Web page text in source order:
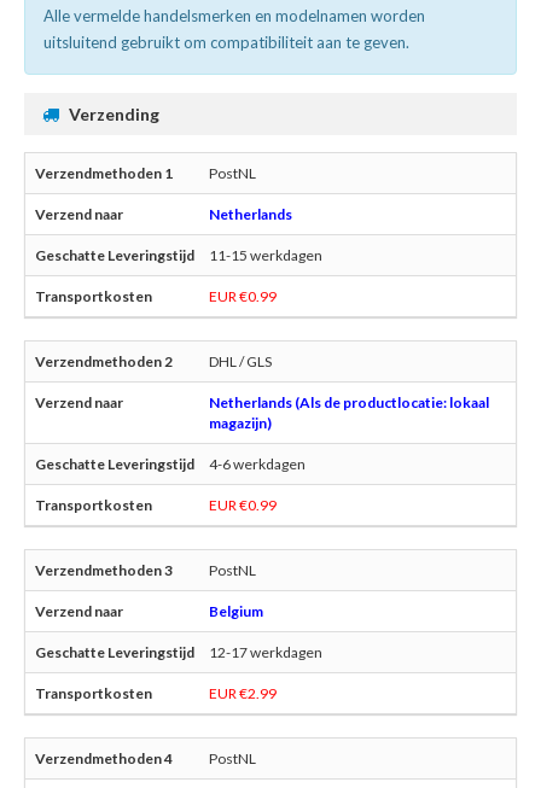
Alle vermelde handelsmerken en modelnamen worden
uitsluitend gebruikt om compatibiliteit aan te geven.
Verzending
PostNL
Netherlands
11-15 werkdagen
EUR €0.99
DHL / GLS
Netherlands (Als de productlocatie: lokaal
magazijn)
4-6 werkdagen
EUR €0.99
PostNL
Belgium
12-17 werkdagen
EUR €2.99
PostNL